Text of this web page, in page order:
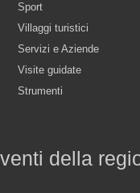
Sport
Villaggi turistici
Servizi e Aziende
Visite guidate
Strumenti
della